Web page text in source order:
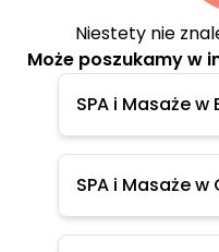
Niestety nie
Może poszukamy w
SPA i Masaże w
SPA i Masaże